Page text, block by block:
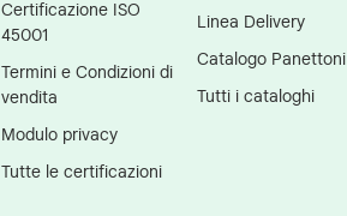
Certificazione ISO
45001
Termini e Condizioni di
vendita
Modulo privacy
Tutte le certificazioni
Linea Delivery
Catalogo Panettoni
Tutti i cataloghi